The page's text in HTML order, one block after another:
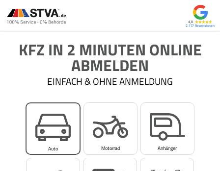
4,8
2.177
KFZ IN 2 MINUTEN ONLINE
ABMELDEN
EINFACH & OHNE ANMELDUNG
Auto Motorrad Anhänger